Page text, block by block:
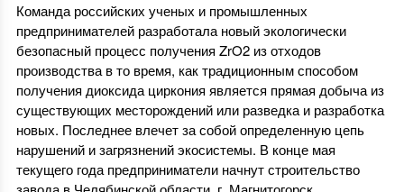
Команда российских ученых и промышленных
предпринимателей разработала новый экологически
безопасный процесс получения ZrO2 из отходов
производства в то время, как традиционным способом
получения диоксида циркония является прямая добыча из
существующих месторождений или разведка и разработка
новых. Последнее влечет за собой определенную цепь
нарушений и загрязнений экосистемы. В конце мая
текущего года предприниматели начнут строительство